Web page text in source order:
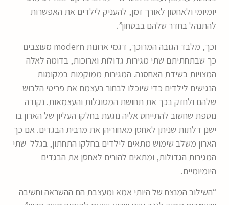
יומיומי ולאחסון לאורך זמן, להעניק לילדים את האפשרות
להתנהל בחדר שלהם בבטחון”.
וכך, מלבד הגובה המרוכך, דגמי ארונות modern מעוצבים
כך שבתחתיתם שתי מגירות גדולות וארוכות, בדומה לאלה
המצויות בשידת האחסנה. המגירות ממוקמות במקומות
הנגישים לילדים כדי שיוכלו לבחור בעצמם את פריטי הלבוש
שלהם ולחזק בכך את תחושת המסוגלות והעצמאות. נקודה
נוספת שחשוב להתייחס אליה נוגעת בחלקו העליון של הארון בו
ישנן דלתות שניתן לאחסן מאחוריהן את מרבית הבגדים. אם כך
הארון משלב שימוש מתאים לילדים בחלקו התחתון, בגלל שתי
המגירות הגדולות, ומתאים להורים לאחסן את הבגדים
היומיומיים.
“השילוב המנצח של היותי אמא ומעצבת הם ההשראה וחשיבה